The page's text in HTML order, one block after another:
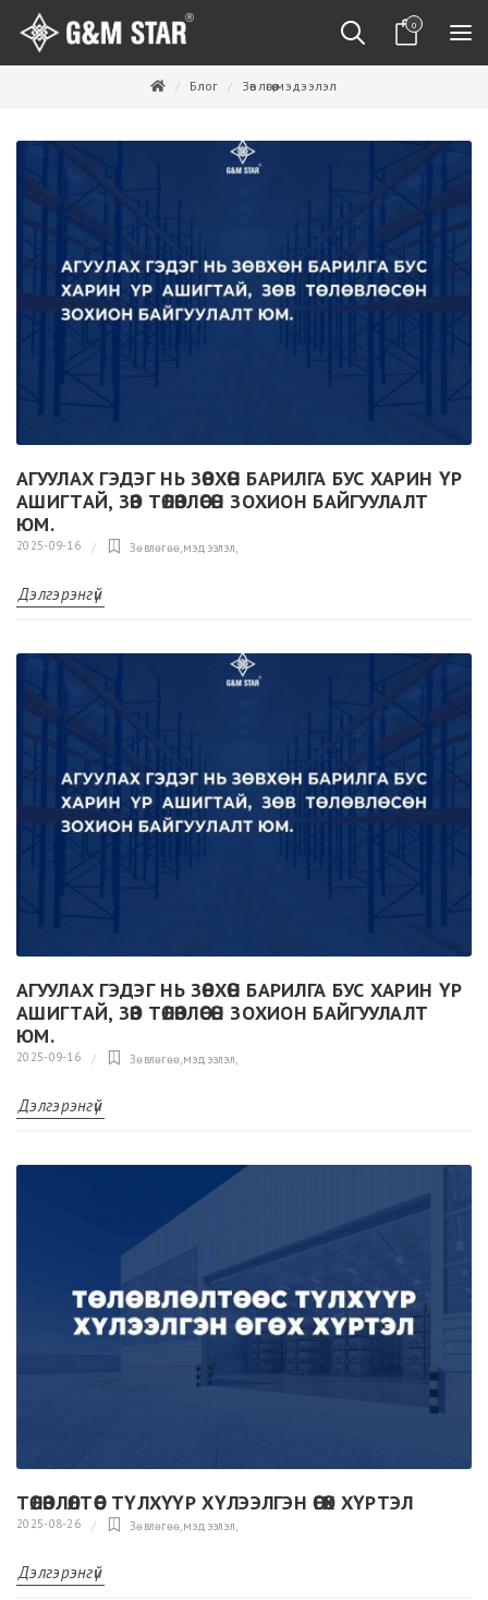
0
Блог Зөвлөгөө,мэдээлэл
АГУУЛАХ ГЭДЭГ НЬ ЗӨВХӨН БАРИЛГА БУС ХАРИН ҮР
АШИГТАЙ, ЗӨВ ТӨЛӨВЛӨСӨН ЗОХИОН БАЙГУУЛАЛТ
ЮМ.
2025-09-16 Зөвлөгөө,мэдээлэл
Дэлгэрэнгүй
АГУУЛАХ ГЭДЭГ НЬ ЗӨВХӨН БАРИЛГА БУС ХАРИН ҮР
АШИГТАЙ, ЗӨВ ТӨЛӨВЛӨСӨН ЗОХИОН БАЙГУУЛАЛТ
ЮМ.
2025-09-16 Зөвлөгөө,мэдээлэл,
Дэлгэрэнгүй
ТӨЛӨВЛӨЛТӨӨС ТҮЛХҮҮР ХҮЛЭЭЛГЭН ӨГӨХ ХҮРТЭЛ
2025-08-26 Зөвлөгөө,мэдээлэл,
Дэлгэрэнгүй